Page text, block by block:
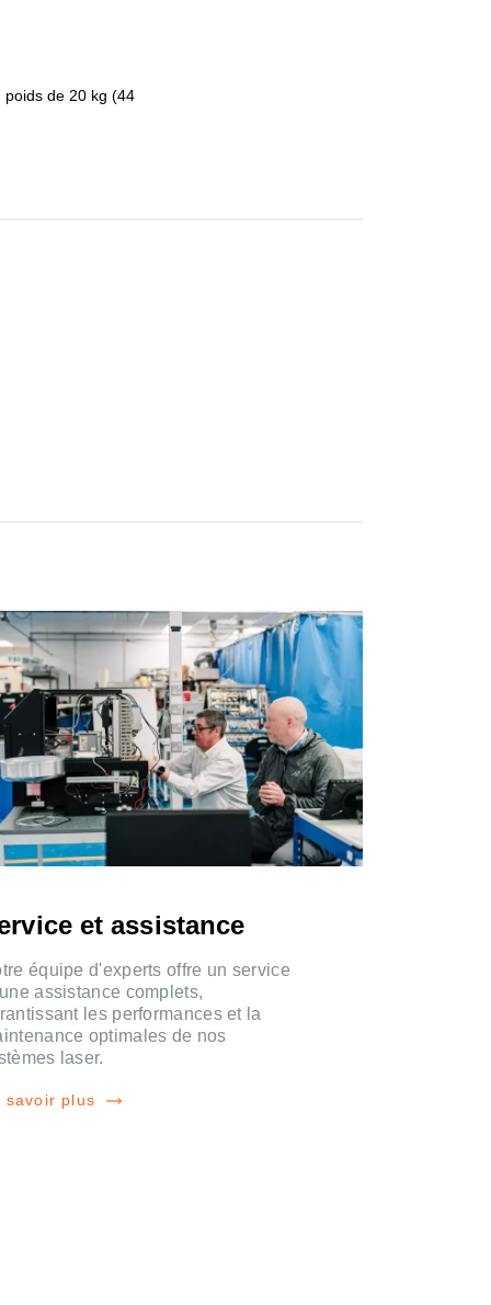
poids de 20 kg (44
et assistance
équipe d'experts offre un service
assistance complets,
les performances et la
optimales de nos
laser.
savoir plus